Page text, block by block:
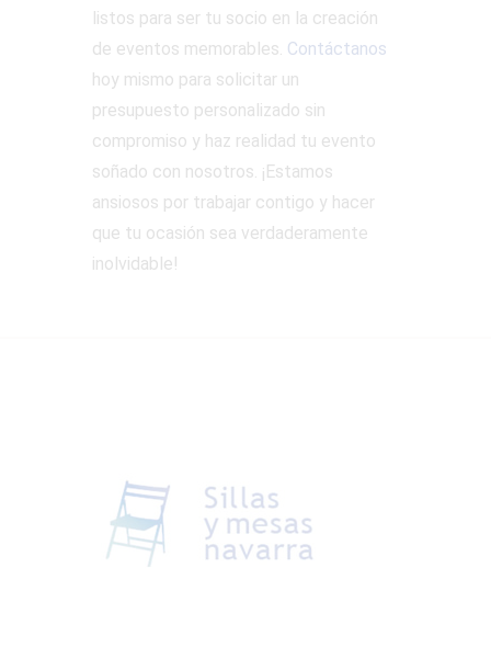
listos para ser tu socio en la creación
de eventos memorables. Contáctanos
hoy mismo para solicitar un
presupuesto personalizado sin
compromiso y haz realidad tu evento
soñado con nosotros. ¡Estamos
ansiosos por trabajar contigo y hacer
que tu ocasión sea verdaderamente
inolvidable!